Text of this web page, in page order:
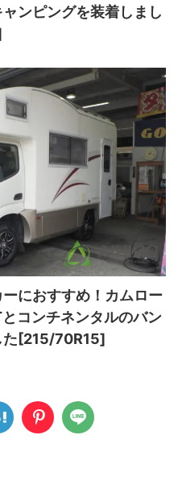
ンピングを装着しまし
におすすめ！カムロー
コンチネンタルのバン
た[215/70R15]